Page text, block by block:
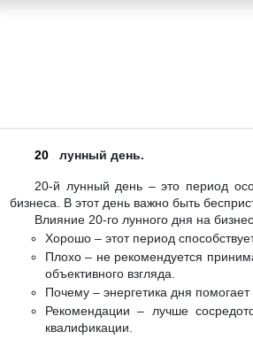
20 лунный день.
20-й лунный день – это период
бизнеса. В этот день важно быть
Влияние 20-го лунного дня на
Хорошо – этот период
Плохо – не рекомендуется
объективного взгляда.
Почему – энергетика дня
Рекомендации – лучше
квалификации.